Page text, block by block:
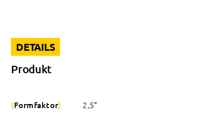
DETAILS
Produkt
Formfaktor 2,5″